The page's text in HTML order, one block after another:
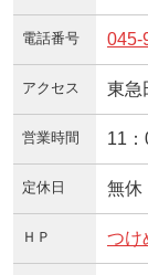
電話番号 045-
アクセス 東
営業時間 11
定休日 無休
ＨＰ つけ